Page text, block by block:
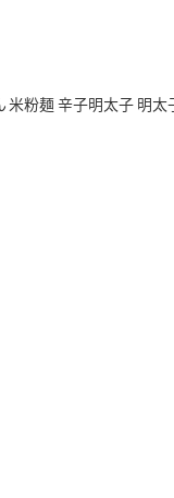
米粉麺 辛子明太子 明